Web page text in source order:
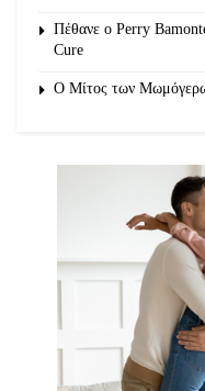
Πέθανε ο Perry
Cure
O Μίτος των